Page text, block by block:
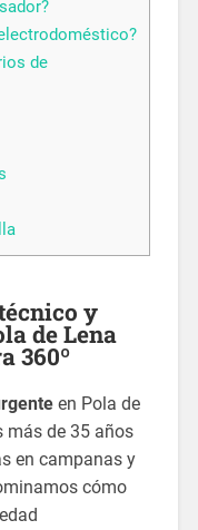
de
y
de Lena
360º
en Pola de
de 35 años
en campanas y
cómo